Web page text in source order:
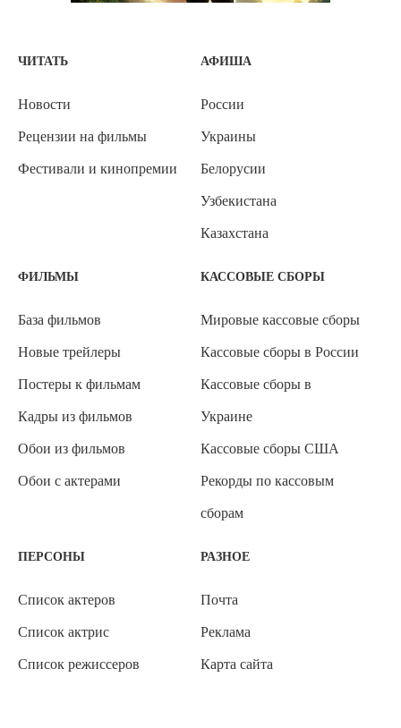
ЧИТАТЬ
Новости
Рецензии на фильмы
Фестивали и кинопремии
АФИША
России
Украины
Белорусии
Узбекистана
Казахстана
ФИЛЬМЫ
База фильмов
Новые трейлеры
Постеры к фильмам
Кадры из фильмов
Обои из фильмов
Обои с актерами
КАССОВЫЕ СБОРЫ
Мировые кассовые сборы
Кассовые сборы в России
Кассовые сборы в
Украине
Кассовые сборы США
Рекорды по кассовым
сборам
ПЕРСОНЫ
Список актеров
Список актрис
Список режиссеров
РАЗНОЕ
Почта
Реклама
Карта сайта